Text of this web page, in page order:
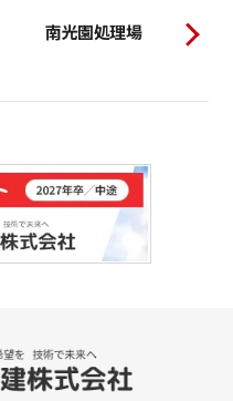
南光園処理場